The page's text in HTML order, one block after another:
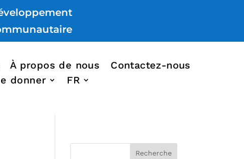
À propos de nous
Contactez-nous
donner
FR